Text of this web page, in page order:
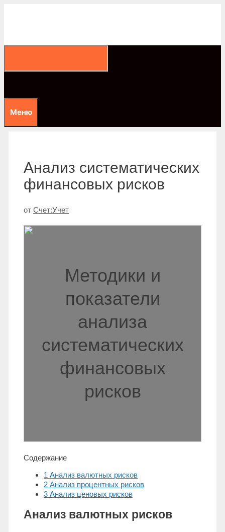
Меню
Анализ систематических
финансовых рисков
от Счет:Учет
Методики и
показатели
анализа
систематических
финансовых
рисков
Содержание
1 Анализ валютных рисков
2 Анализ процентных рисков
3 Анализ ценовых рисков
Анализ валютных рисков